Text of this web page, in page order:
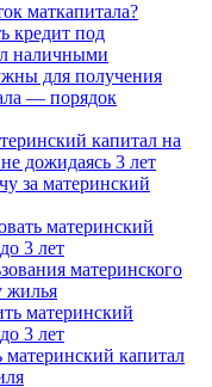
маткапитала?
кредит под
наличными
для получения
— порядок
капитал на
дожидаясь 3 лет
за материнский
материнский
3 лет
материнского
жилья
материнский
3 лет
капитал